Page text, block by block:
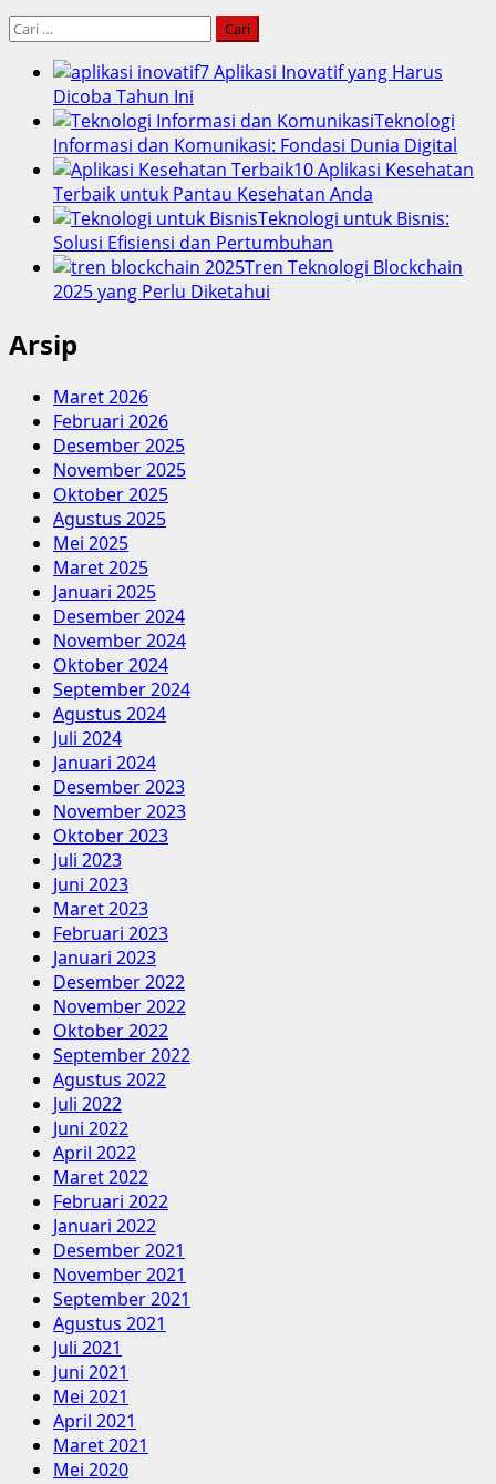
Cari
7 Aplikasi Inovatif yang Harus
Dicoba Tahun Ini
Teknologi
Informasi dan Komunikasi: Fondasi Dunia Digital
10 Aplikasi Kesehatan
Terbaik untuk Pantau Kesehatan Anda
Teknologi untuk Bisnis:
Solusi Efisiensi dan Pertumbuhan
Tren Teknologi Blockchain
2025 yang Perlu Diketahui
Arsip
Maret 2026
Februari 2026
Desember 2025
November 2025
Oktober 2025
Agustus 2025
Mei 2025
Maret 2025
Januari 2025
Desember 2024
November 2024
Oktober 2024
September 2024
Agustus 2024
Juli 2024
Januari 2024
Desember 2023
November 2023
Oktober 2023
Juli 2023
Juni 2023
Maret 2023
Februari 2023
Januari 2023
Desember 2022
November 2022
Oktober 2022
September 2022
Agustus 2022
Juli 2022
Juni 2022
April 2022
Maret 2022
Februari 2022
Januari 2022
Desember 2021
November 2021
September 2021
Agustus 2021
Juli 2021
Juni 2021
Mei 2021
April 2021
Maret 2021
Mei 2020